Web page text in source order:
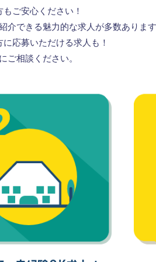
もご安心ください！
介できる魅力的な求人が多数ありま
応募いただける求人も！
ご相談ください。